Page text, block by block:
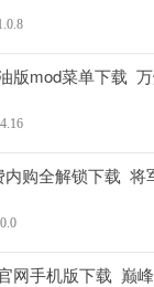
版mod菜单下载_
购全解锁下载_
网手机版下载_巅